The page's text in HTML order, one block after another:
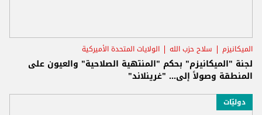
الميكانيزم سلاح حزب الله الولايات المتحدة الأميركية
لجنة "الميكانيزم" بحكم "المنتهية الصلاحية" والعيون على
المنطقة وصولاً إلى... "غرينلاند"
دوليّات